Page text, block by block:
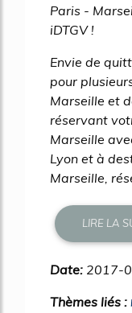
Paris -
iDTGV !
Envie de
pour
Marseille et
réservant
Marseille
Lyon et à
Marseille,
LIRE LA
Date: 2017-
Thèmes liés :